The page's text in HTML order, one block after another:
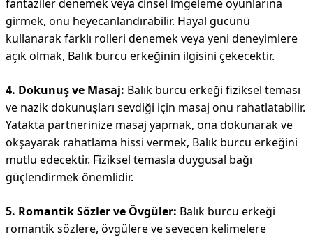
fantaziler denemek veya cinsel imgeleme oyunlarına
girmek, onu heyecanlandırabilir. Hayal gücünü
kullanarak farklı rolleri denemek veya yeni deneyimlere
açık olmak, Balık burcu erkeğinin ilgisini çekecektir.
4. Dokunuş ve Masaj: Balık burcu erkeği fiziksel teması
ve nazik dokunuşları sevdiği için masaj onu rahatlatabilir.
Yatakta partnerinize masaj yapmak, ona dokunarak ve
okşayarak rahatlama hissi vermek, Balık burcu erkeğini
mutlu edecektir. Fiziksel temasla duygusal bağı
güçlendirmek önemlidir.
5. Romantik Sözler ve Övgüler: Balık burcu erkeği
romantik sözlere, övgülere ve sevecen kelimelere